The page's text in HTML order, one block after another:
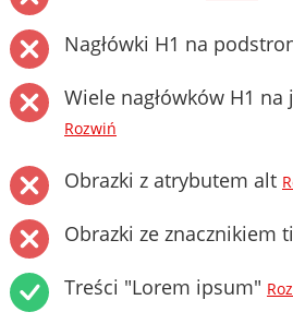
Nagłówki H1 na
Wiele nagłówków H1
Rozwiń
Obrazki z atrybutem alt
Obrazki ze znacznikiem
Treści "Lorem ipsum"